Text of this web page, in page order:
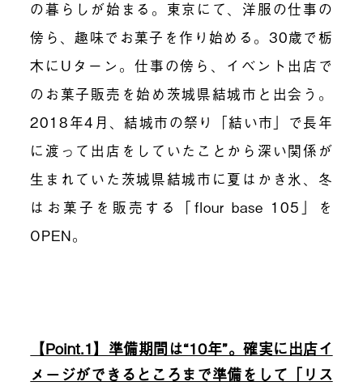
の暮らしが始まる。東京にて、洋服の仕事の
傍ら、趣味でお菓子を作り始める。30歳で栃
木にUターン。仕事の傍ら、イベント出店で
のお菓子販売を始め茨城県結城市と出会う。
2018年4月、結城市の祭り「結い市」で長年
に渡って出店をしていたことから深い関係が
生まれていた茨城県結城市に夏はかき氷、冬
はお菓子を販売する「flour base 105」を
OPEN。
【Point.1】準備期間は“10年”。確実に出店イ
メージができるところまで準備をして「リス